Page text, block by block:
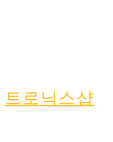
트로닉스샵